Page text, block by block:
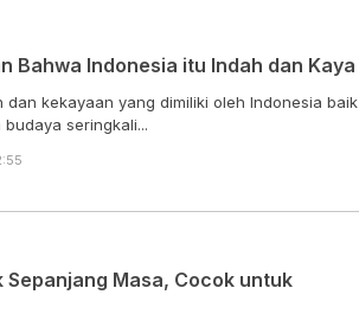
Bahwa Indonesia itu Indah dan Kaya
dan kekayaan yang dimiliki oleh Indonesia baik
seringkali...
Sepanjang Masa, Cocok untuk